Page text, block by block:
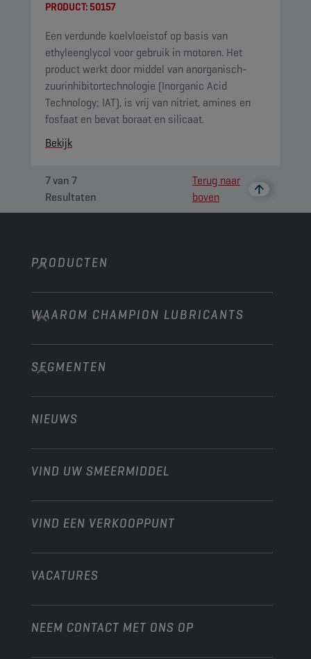
PRODUCT:50157
Een verdunde koelvloeistof op basis van
ethyleenglycol voor gebruik in motoren. Het
product werkt door middel van anorganisch-
zuurinhibitortechnologie (Inorganic Acid
Technology; IAT), is vrij van nitriet, amines en
fosfaat en bevat boraat en silicaat.
Bekijk
7van7
Resultaten
Terug naar
boven
PRODUCTEN
Personenwagens
Bussen & Vrachtwagens
Bouw en mijnbouw
Moto’s & ATV
Industrie
Scheepvaart
WAAROM CHAMPION LUBRICANTS
Over ons
Technology
Ontdek onze motorsportpartners
SEGMENTEN
Personenwagens
Motorfiets
Heavy-Duty
NIEUWS
VIND UW SMEERMIDDEL
VIND EEN VERKOOPPUNT
VACATURES
NEEM CONTACT MET ONS OP